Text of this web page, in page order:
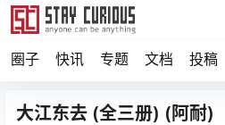
圈子 快讯 专题 文档 投稿
大江东去 (全三册) (阿耐)